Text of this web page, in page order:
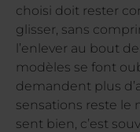
choisi doit rester
glisser, sans
l’enlever au bout
modèles se font
demandent plus
sensations reste le
sent bien, c’est